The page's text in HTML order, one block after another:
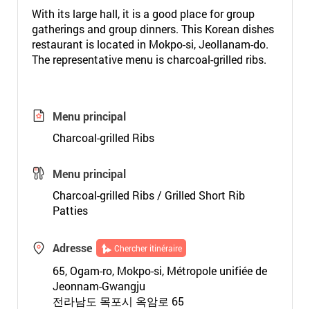
With its large hall, it is a good place for group
gatherings and group dinners. This Korean dishes
restaurant is located in Mokpo-si, Jeollanam-do.
The representative menu is charcoal-grilled ribs.
Menu principal
Charcoal-grilled Ribs
Menu principal
Charcoal-grilled Ribs / Grilled Short Rib
Patties
Adresse Chercher itinéraire
65, Ogam-ro, Mokpo-si, Métropole unifiée de
Jeonnam-Gwangju
전라남도 목포시 옥암로 65